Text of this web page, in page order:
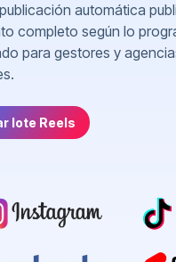
automática
completo según lo
para gestores y
lote Reels